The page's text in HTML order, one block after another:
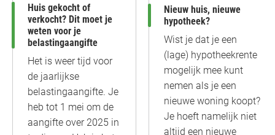
Huis gekocht of
verkocht? Dit moet je
weten voor je
belastingaangifte
Het is weer tijd voor
de jaarlijkse
belastingaangifte. Je
heb tot 1 mei om de
aangifte over 2025 in
Nieuw huis, nieuwe
hypotheek?
Wist je dat je een
(lage) hypotheekrente
mogelijk mee kunt
nemen als je een
nieuwe woning koopt?
Je hoeft namelijk niet
altijd een nieuwe